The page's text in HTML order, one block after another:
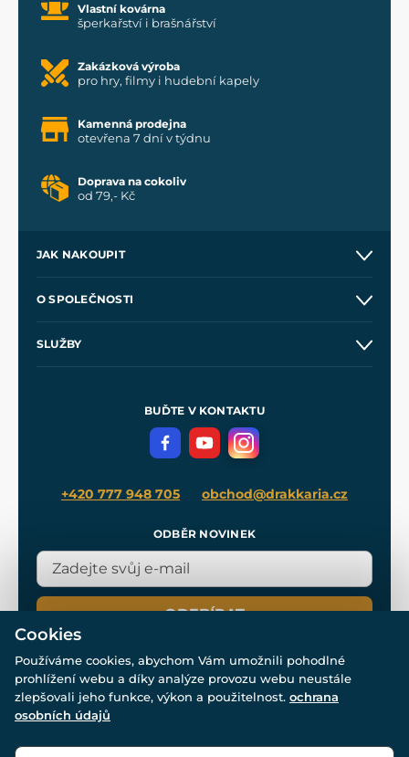
Vlastní kovárna
šperkařství i brašnářství
Zakázková výroba
pro hry, filmy i hudební kapely
Kamenná prodejna
otevřena 7 dní v týdnu
Doprava na cokoliv
od 79,- Kč
JAK NAKOUPIT
Velkoobchod
O SPOLEČNOSTI
SLUŽBY
Meče pro Kingdom Come
BUĎTE V KONTAKTU
+420 777 948 705 obchod@drakkaria.cz
ODBĚR NOVINEK
ODEBÍRAT
© Všechna práva vyhrazena. www.drakkaria.cz 2007-2026.
Cookies
Používáme cookies, abychom Vám umožnili pohodlné
prohlížení webu a díky analýze provozu webu neustále
zlepšovali jeho funkce, výkon a použitelnost. ochrana
osobních údajů